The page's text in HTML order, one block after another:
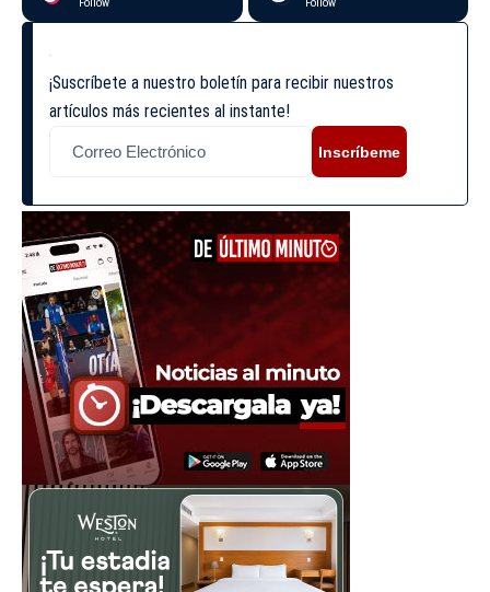
Follow Follow
¡Suscríbete a nuestro boletín para recibir nuestros
artículos más recientes al instante!
Inscríbeme